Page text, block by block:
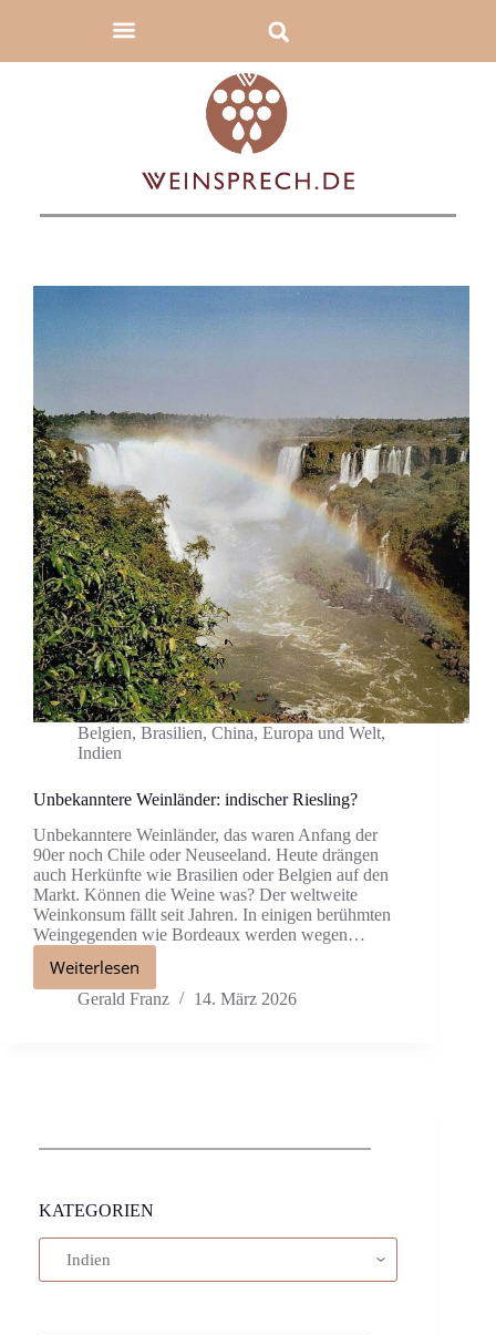
Belgien, Brasilien, China, Europa und Welt,
Indien
Unbekanntere Weinländer: indischer Riesling?
Unbekanntere Weinländer, das waren Anfang der
90er noch Chile oder Neuseeland. Heute drängen
auch Herkünfte wie Brasilien oder Belgien auf den
Markt. Können die Weine was? Der weltweite
Weinkonsum fällt seit Jahren. In einigen berühmten
Weingegenden wie Bordeaux werden wegen…
Weiterlesen
Gerald Franz 14. März 2026
KATEGORIEN